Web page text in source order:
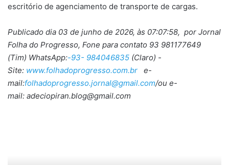
escritório de agenciamento de transporte de cargas.
Publicado dia 03 de junho de 2026, às 07:07:58, por Jornal
Folha do Progresso, Fone para contato 93 981177649
(Tim) WhatsApp:-93- 984046835 (Claro) -
Site: www.folhadoprogresso.com.br e-
mail:folhadoprogresso.jornal@gmail.com/ou e-
mail: adeciopiran.blog@gmail.com